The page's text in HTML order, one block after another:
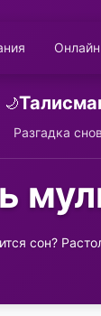
Онлайн
🌙
Разгадка
сон?